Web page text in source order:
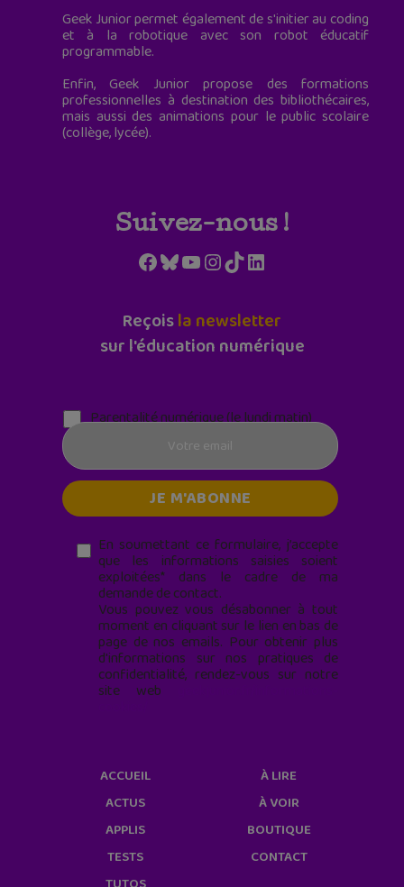
Geek Junior permet également de s'initier au coding
et à la robotique avec son robot éducatif
programmable.
Enfin, Geek Junior propose des formations
professionnelles à destination des bibliothécaires,
mais aussi des animations pour le public scolaire
(collège, lycée).
Suivez-nous !
Facebook
Bluesky
YouTube
Instagram
TikTokLinkedIn
Reçoisla newsletter
sur l'éducation numérique
Parentalité numérique (le lundi matin)
En soumettant ce formulaire, j’accepte
que les informations saisies soient
exploitées* dans le cadre de ma
demande de contact.
Vous pouvez vous désabonner à tout
moment en cliquant sur le lien en bas de
page de nos emails. Pour obtenir plus
d'informations sur nos pratiques de
confidentialité, rendez-vous sur notre
site web
ACCUEIL
ACTUS
APPLIS
TESTS
À LIRE
À VOIR
BOUTIQUE
CONTACT